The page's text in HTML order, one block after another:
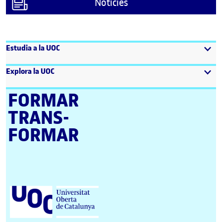
Notícies
Estudia a la UOC
Explora la UOC
FORMAR
TRANS­
FORMAR
Universitat Oberta de Catalunya (UOC)